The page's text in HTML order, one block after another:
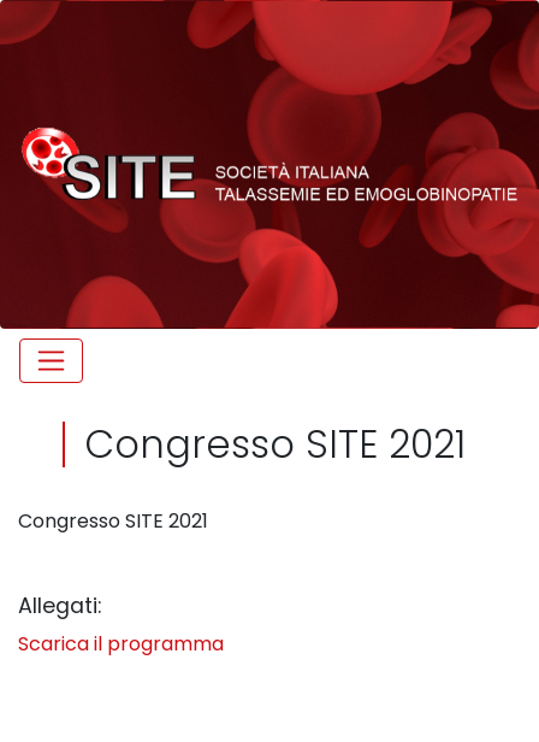
Congresso SITE 2021
Congresso SITE 2021
Allegati:
Scarica il programma